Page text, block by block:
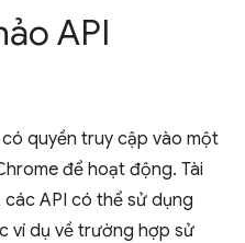
API
quyền truy cập vào một
để hoạt động. Tài
các API có thể sử dụng
ví dụ về trường hợp sử